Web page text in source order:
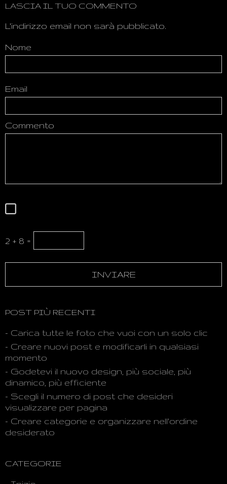
LASCIA IL TUO COMMENTO
L'indirizzo email non sarà pubblicato.
Nome
Email
Commento
2 + 8 =
POST PIÙ RECENTI
- Carica tutte le foto che vuoi con un solo clic
- Creare nuovi post e modificarli in qualsiasi
momento
- Godetevi il nuovo design, più sociale, più
dinamico, più efficiente
- Scegli il numero di post che desideri
visualizzare per pagina
- Creare categorie e organizzare nell'ordine
desiderato
CATEGORIE